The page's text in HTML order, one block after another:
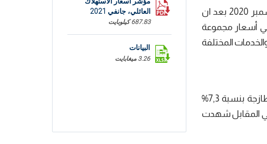
شهد مؤشر أسعار الاستهلاك العائلي ارتفاعا بنسبة 0,7% خلال شهر جانفي 2021 مقارنة بشهر ديسمبر 2020 بعد ان
في أسعار مجموعة
والنزل بنسبة 0,9% وأسعار المواد والخدمات المختلفة
شهد مؤشر مجموعة التغذية والمشروبات ارتفاعا بنسبة 1,4% نتيجة الارتفاع الهام في أسعار الخضر الطازجة بنسبة 7,3%
وأسعار الزيوت الغذائية بنسبة 2,4% وأسعار الأسماك الطازجة بنسبة 1,6%. في المقابل شهدت
العائلي، جانفي 2021
687.83 كيلوبايت
البيانات
3.26 ميغابايت